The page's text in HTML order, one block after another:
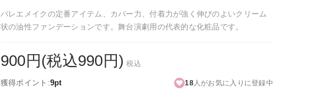
バレエメイクの定番アイテム、カバー力、付着力が強く伸びのよいクリーム
状の油性ファンデーションです。舞台演劇用の代表的な化粧品です。
900円(税込990円) 税込
獲得ポイント:9pt 18人がお気に入りに登録中